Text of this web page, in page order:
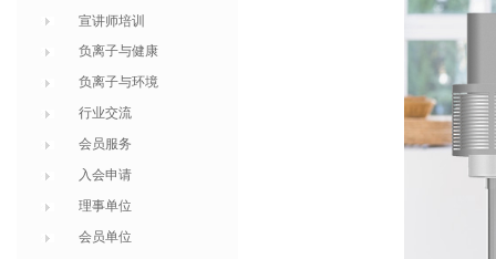
宣讲师培训
负离子与健康
负离子与环境
行业交流
会员服务
入会申请
理事单位
会员单位